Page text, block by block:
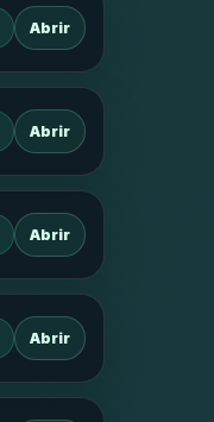
Abrir
Abrir
Abrir
Abrir